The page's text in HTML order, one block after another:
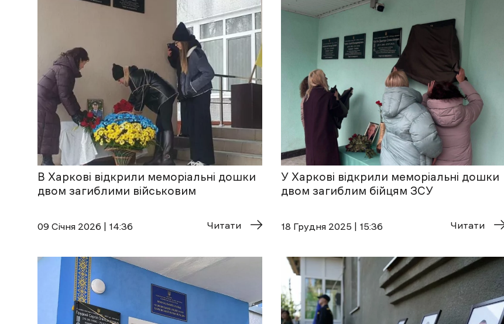
В Харкові відкрили меморіальні дошки
двом загиблими військовим
09 Січня 2026 | 14:36 Читати
У Харкові відкрили меморіальні дошки
двом загиблим бійцям ЗСУ
18 Грудня 2025 | 15:36 Читати